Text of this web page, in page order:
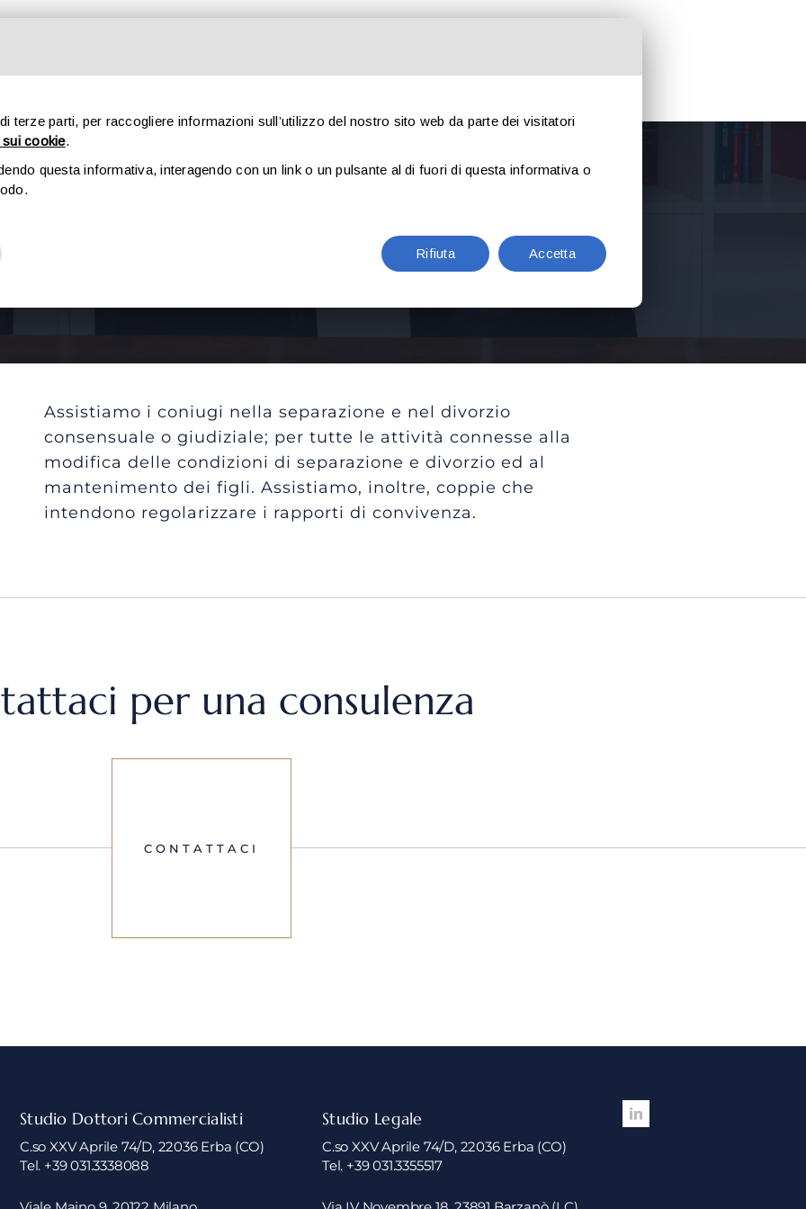
Diritto di Famiglia
Assistiamo i coniugi nella separazione e nel divorzio
consensuale o giudiziale; per tutte le attività connesse alla
modifica delle condizioni di separazione e divorzio ed al
mantenimento dei figli. Assistiamo, inoltre, coppie che
intendono regolarizzare i rapporti di convivenza.
per una consulenza
CONTATTACI
Studio Dottori Commercialisti
C.so XXV Aprile 74/D, 22036 Erba (CO)
Tel. +39 031.3338088
Studio Legale
C.so XXV Aprile 74/D, 22036 Erba (CO)
Tel. +39 031.3355517
terze parti, per raccogliere informazioni sull’utilizzo del nostro sito web da parte dei visitatori
cookie.
questa informativa, interagendo con un link o un pulsante al di fuori di questa informativa o
Rifiuta Accetta